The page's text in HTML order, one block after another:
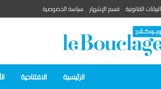
البيانات القانونية قسم الإشهار سياسة الخصوصية
الرئيسية الافتتاحية